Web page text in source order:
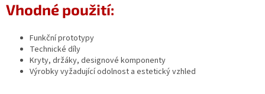
Vhodné použití:
Funkční prototypy
Technické díly
Kryty, držáky, designové komponenty
Výrobky vyžadující odolnost a estetický vzhled